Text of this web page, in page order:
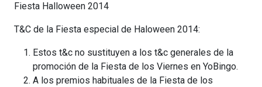
Fiesta Halloween 2014
T&C de la Fiesta especial de Haloween 2014:
Estos t&c no sustituyen a los t&c generales de la
promoción de la Fiesta de los Viernes en YoBingo.
A los premios habituales de la Fiesta de los